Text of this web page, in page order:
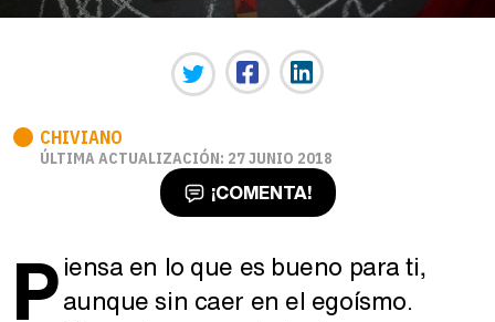
CHIVIANO
ÚLTIMA ACTUALIZACIÓN: 27 JUNIO 2018
¡COMENTA!
Piensa en lo que es bueno para ti,
aunque sin caer en el egoísmo.